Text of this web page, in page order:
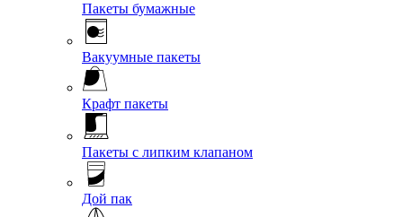
Пакеты бумажные
Вакуумные пакеты
Крафт пакеты
Пакеты с липким клапаном
Дой пак